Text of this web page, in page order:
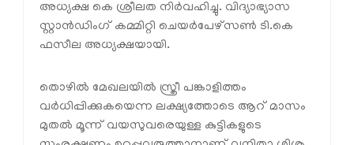
അധ്യക്ഷ കെ ശ്രീലത നിര്‍വഹിച്ചു. വിദ്യാഭ്യാസ
സ്റ്റാന്‍ഡിംഗ് കമ്മിറ്റി ചെയര്‍പേഴ്സണ്‍ ടി.കെ
ഫസീല അധ്യക്ഷയായി.
തൊഴില്‍ മേഖലയില്‍ സ്ത്രീ പങ്കാളിത്തം
വര്‍ധിപ്പിക്കുകയെന്ന ലക്ഷ്യത്തോടെ ആറ് മാസം
മുതല്‍ മൂന്ന് വയസുവരെയുള്ള കുട്ടികളുടെ